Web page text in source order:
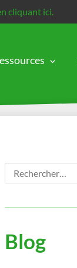
cliquant ici.
Rechercher :
Blog